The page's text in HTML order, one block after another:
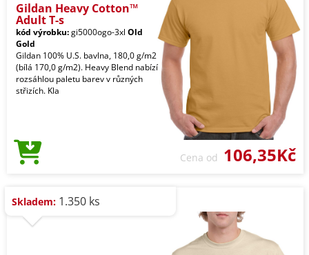
Gildan Heavy Cotton™
Adult T-s
kód výrobku:gi5000ogo-3xl Old
Gold
Gildan 100% U.S. bavlna, 180,0 g/m2
(bílá 170,0 g/m2). Heavy Blend nabízí
rozsáhlou paletu barev v různých
střizích. Kla
Cena od 106,35Kč
Skladem: 1.350 ks